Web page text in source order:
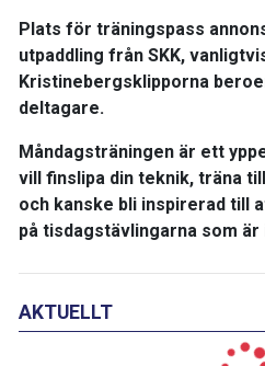
AKTUELLT
Plats för träningspass
utpaddling från SKK,
Kristinebergsklipporna
deltagare.
Måndagsträningen är ett
vill finslipa din teknik, träna
och kanske bli inspirerad till
på tisdagstävlingarna som är